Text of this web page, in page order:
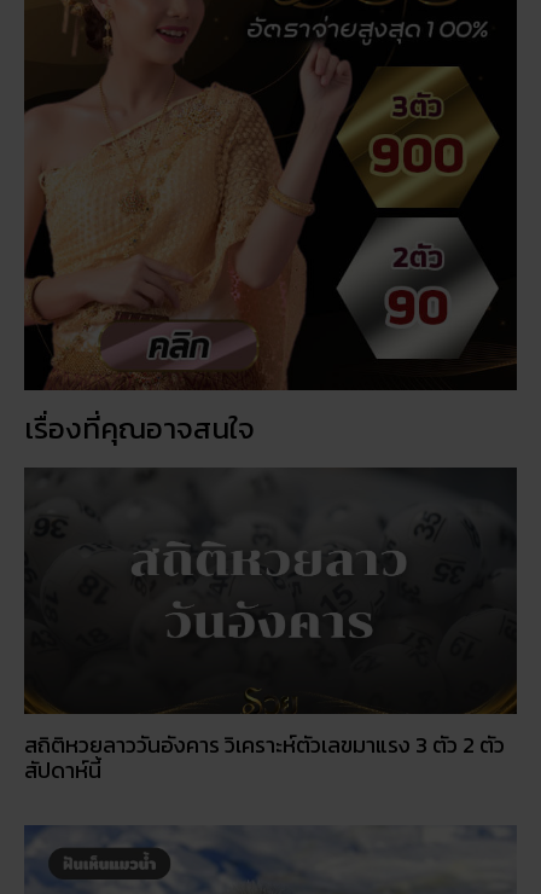
สถิติหวยออกวันอาทิตย์ ตรวจหวยทุกงวด ค้นหาเลขเด็ด
ประจำวัน
5 กิจกรรเสริมดวงโชคลาภ ในวันออกพรรษา
วัดพนัญเชิง โบราณสถานกรุงเก่า จ.พระนครศรีอยุธยา